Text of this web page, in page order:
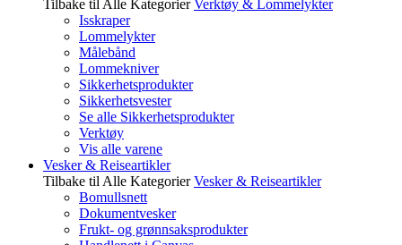
Tilbake til Alle Kategorier Verktøy & Lommelykter
Isskraper
Lommelykter
Målebånd
Lommekniver
Sikkerhetsprodukter
Sikkerhetsvester
Se alle Sikkerhetsprodukter
Verktøy
Vis alle varene
Vesker & Reiseartikler
Tilbake til Alle Kategorier Vesker & Reiseartikler
Bomullsnett
Dokumentvesker
Frukt- og grønnsaksprodukter